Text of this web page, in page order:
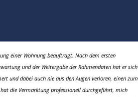
einer Wohnung beauftragt. Nach dem ersten
und der Weitergabe der Rahmendaten hat er sich
und dabei auch nie aus den Augen verloren, einen zum
die Vermarktung professionell durchgeführt, mich